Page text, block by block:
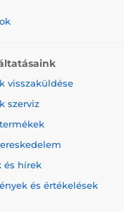
visszaküldése
szerviz
és hírek
és értékelések